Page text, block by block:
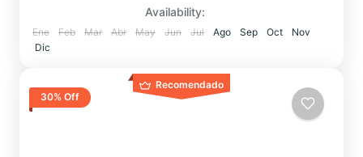
Availability:
Ene Feb Mar Abr May Jun Jul Ago Sep Oct
Nov
Dic
Recomendado
30% Off